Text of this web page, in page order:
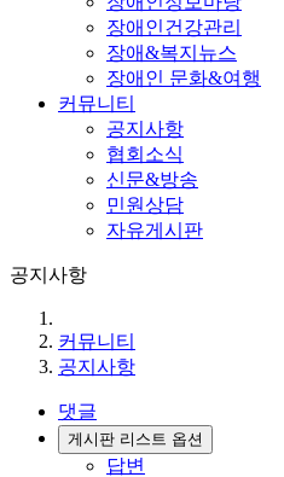
장애인건강관리
장애&복지뉴스
장애인 문화&여행
커뮤니티
공지사항
협회소식
신문&방송
민원상담
자유게시판
공지사항
커뮤니티
공지사항
댓글
게시판 리스트 옵션
답변